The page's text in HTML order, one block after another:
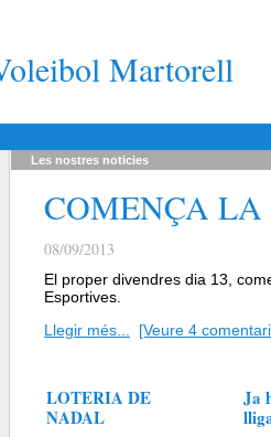
Martorell
Les nostres noticies
COMENÇA
08/09/2013
El proper divendres dia 13,
Esportives.
Llegir més...
[Veure 4
LOTERIA DE
NADAL
Ja